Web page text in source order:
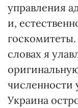
управления
и,
словах я
численности
Украина